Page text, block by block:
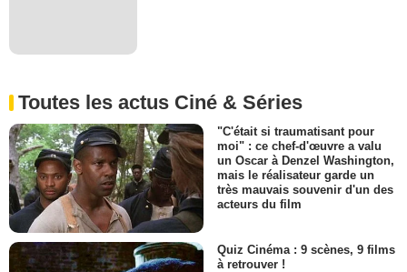
Toutes les actus Ciné & Séries
"C'était si traumatisant pour
moi" : ce chef-d'œuvre a valu
un Oscar à Denzel Washington,
mais le réalisateur garde un
très mauvais souvenir d'un des
acteurs du film
Quiz Cinéma : 9 scènes, 9 films
à retrouver !